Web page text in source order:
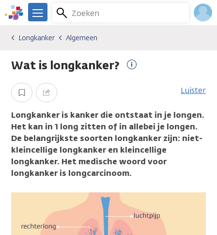
Overslaan
en
gaan
We
er
je.
Zoeken
Menu
Kankersoorten
Longkanker
Algemeen
Longkanker Algemeen
Wat is longkanker?
Opslaan Delen Luister
Longkanker is kanker die ontstaat in je longen.
Het kan in 1 long zitten of in allebei je longen.
De belangrijkste soorten longkanker zijn: niet-
kleincellige longkanker en kleincellige
longkanker. Het medische woord voor
longkanker is longcarcinoom.